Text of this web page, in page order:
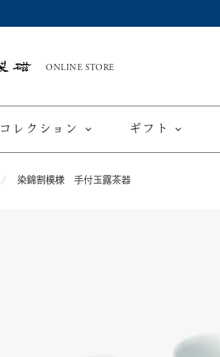
深
ONLINE STORE
コレクション
TEWAZA
ギフト
染錦割模様 手付玉露茶器